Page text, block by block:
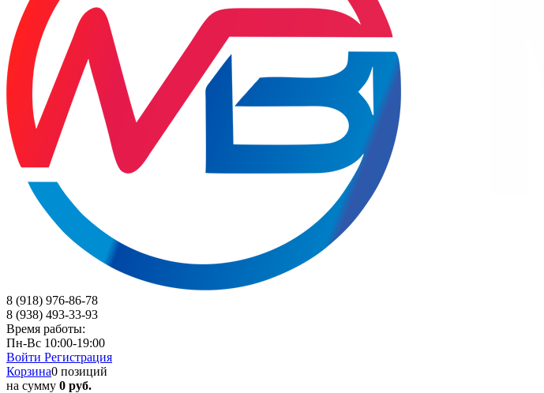
8 (918) 976-86-78
8 (938) 493-33-93
Время работы:
Пн-Вс 10:00-19:00
Войти Регистрация
Корзина0 позиций
на сумму 0 руб.